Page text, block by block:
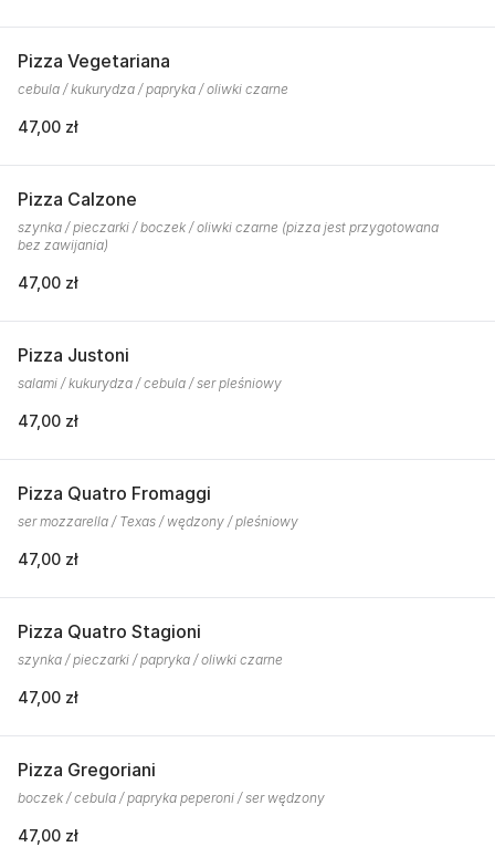
Pizza Vegetariana
cebula / kukurydza / papryka / oliwki czarne
47,00 zł
Pizza Calzone
szynka / pieczarki / boczek / oliwki czarne (pizza jest przygotowana
bez zawijania)
47,00 zł
Pizza Justoni
salami / kukurydza / cebula / ser pleśniowy
47,00 zł
Pizza Quatro Fromaggi
ser mozzarella / Texas / wędzony / pleśniowy
47,00 zł
Pizza Quatro Stagioni
szynka / pieczarki / papryka / oliwki czarne
47,00 zł
Pizza Gregoriani
boczek / cebula / papryka peperoni / ser wędzony
47,00 zł